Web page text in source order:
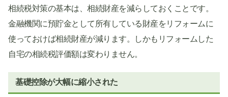
相続税対策の基本は、相続財産を減らしておくことです。
金融機関に預貯金として所有している財産をリフォームに
使っておけば相続財産が減ります。しかもリフォームした
自宅の相続税評価額は変わりません。
基礎控除が大幅に縮小された